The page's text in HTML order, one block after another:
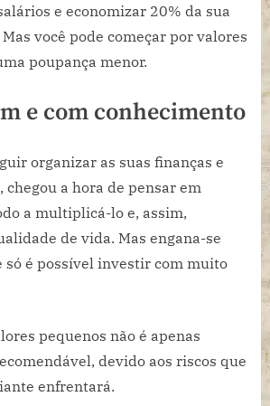
e economizar 20% da sua
você pode começar por valores
poupança menor.
e com conhecimento
organizar as suas finanças e
a hora de pensar em
a multiplicá-lo e, assim,
de vida. Mas engana-se
só é possível investir com muito
pequenos não é apenas
devido aos riscos que
enfrentará.